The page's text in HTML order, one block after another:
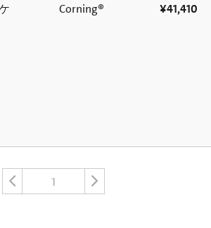
Corning® ¥41,410
1